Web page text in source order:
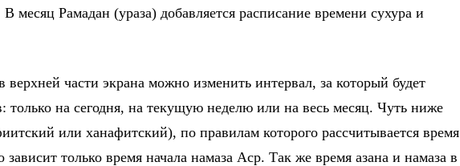
месяц Рамадан (ураза) добавляется расписание времени сухура и
части экрана можно изменить интервал, за который будет
только на сегодня, на текущую неделю или на весь месяц. Чуть ниже
или ханафитский), по правилам которого рассчитывается время
только время начала намаза Аср. Так же время азана и намаза в